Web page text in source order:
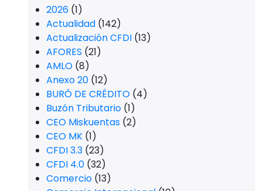
2026 (1)
Actualidad (142)
Actualización CFDI (13)
AFORES (21)
AMLO (8)
Anexo 20 (12)
BURÓ DE CRÉDITO (4)
Buzón Tributario (1)
CEO Miskuentas (2)
CEO MK (1)
CFDI 3.3 (23)
CFDI 4.0 (32)
Comercio (13)